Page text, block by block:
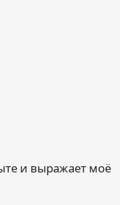
и выражает моё